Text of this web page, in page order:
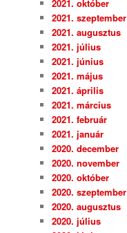
2021. október
2021. szeptember
2021. augusztus
2021. július
2021. június
2021. május
2021. április
2021. március
2021. február
2021. január
2020. december
2020. november
2020. október
2020. szeptember
2020. augusztus
2020. július